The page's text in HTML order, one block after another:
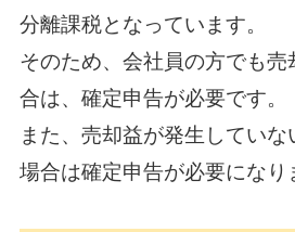
分離課税となっています。
そのため、会社員の方でも
合は、確定申告が必要です。
また、売却益が発生してい
場合は確定申告が必要になり